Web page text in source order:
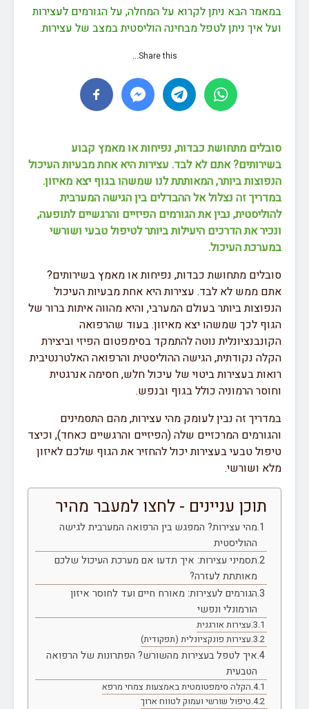
במאמר הבא ניתן לקרוא על המחלה, על הגורמים לעצירות
ועל איך ניתן לטפל מבחינה הוליסטית במצב של עצירות.
Share this...
סובלים מתחושת כבדות, נפיחות או מאמץ קבוע
בשירותים? אתם לא לבד. עצירות היא אחת מבעיות העיכול
הנפוצות ביותר, המאותתת לנו שמשהו בגוף יצא מאיזון.
במדריך זה נצלול אל ההבדלים בין הגישה המערבית
להוליסטית, נבין את הגורמים הפיזיים והרגשיים לתופעה,
ונכיר את הדרכים היעילות ביותר לטיפול טבעי ושורשי
במערכת העיכול.
סובלים מתחושת כבדות, נפיחות או מאמץ בשירותים?
אתם ממש לא לבד. עצירות היא אחת מבעיות העיכול
הנפוצות ביותר בעולם המערבי, והיא מהווה איתות ברור של
הגוף לכך שמשהו יצא מאיזון. בעוד שהרפואה
הקונבנציונלית נוטה להתמקד בסימפטום הפיזי וביצירת
הקלה נקודתית, הגישה ההוליסטית והרפואה האלטרנטיבית
רואות בעצירות ביטוי של עיכול חלש, חסימה אנרגטית
וחוסר הרמוניה כולל בגוף ובנפש.
במדריך זה נבין לעומק מהי עצירות, מהם התסמינים
והגורמים המרכזיים שלה (הפיזיים והרגשיים כאחד), וכיצד
טיפול טבעי בעצירות יכול להחזיר את הגוף שלכם לאיזון
מלא ושורשי.
תוכן עניינים - לחצו למעבר מהיר
מהי עצירות? המפגש בין הרפואה המערבית לגישה
ההוליסטית
תסמיני עצירות: איך תדעו אם מערכת העיכול שלכם
מאותתת לעזרה?
הגורמים לעצירות: מאורח חיים ועד לחוסר איזון
הורמונלי ונפשי
עצירות אורגנית
עצירות פונקציונלית (תפקודית)
איך לטפל בעצירות מהשורש? הפתרונות של הרפואה
הטבעית
הקלה סימפטומטית באמצעות צמחי מרפא
טיפול שורשי ועמוק לטווח ארוך